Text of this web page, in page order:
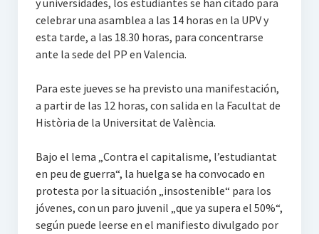
y universidades, los estudiantes se han citado para
celebrar una asamblea a las 14 horas en la UPV y
esta tarde, a las 18.30 horas, para concentrarse
ante la sede del PP en Valencia.
Para este jueves se ha previsto una manifestación,
a partir de las 12 horas, con salida en la Facultat de
Història de la Universitat de València.
Bajo el lema „Contra el capitalisme, l’estudiantat
en peu de guerra“, la huelga se ha convocado en
protesta por la situación „insostenible“ para los
jóvenes, con un paro juvenil „que ya supera el 50%“,
según puede leerse en el manifiesto divulgado por